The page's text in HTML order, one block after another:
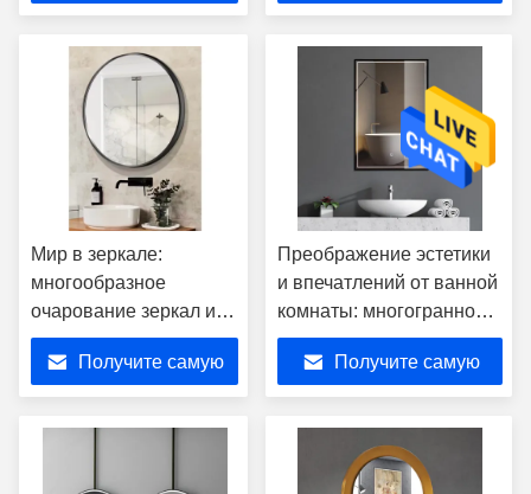
Мир в зеркале:
многообразное
очарование зеркал и
изобретательность
производителей зеркал
Получите самую
Преображение эстетики
и впечатлений от ванной
комнаты: многогранное
очарование умных
зеркал для ванной
Получите самую